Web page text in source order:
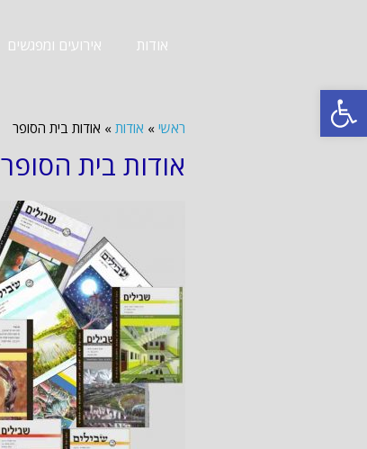
פתח סרגל נגישות
אודות אירועים ומפגשים
ראשי » אודות » אודות בית הסופר
אודות בית הסופר